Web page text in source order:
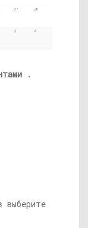
.
выберите